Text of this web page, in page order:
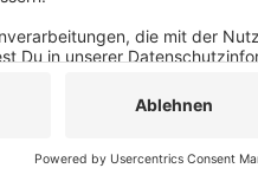
Die Lagebild-Karte gibt eshier.